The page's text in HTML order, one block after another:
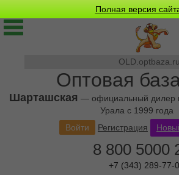
Полная версия
OLD.optbaza.ru
Оптовая
Шарташская — официальный дилер
Урала с 1999 года
Войти Регистрация
8 800 5000
+7 (343) 289-77-